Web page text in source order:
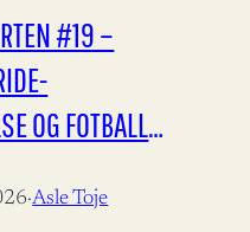
#19 –
OG FOTBALL-
·Asle Toje